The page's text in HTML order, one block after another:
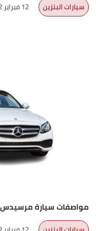
سيارات البنزين 12 فبراير 2022
مواصفات سيارة مرسيدس E300 2017